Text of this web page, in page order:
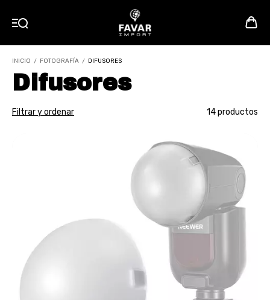
INICIO / FOTOGRAFÍA / DIFUSORES
Difusores
Filtrar y ordenar 14 productos